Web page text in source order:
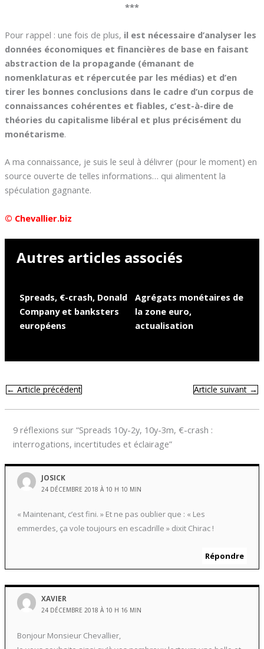
***
Pour rappel : une fois de plus, il est nécessaire d’analyser les
données économiques et financières de base en faisant
abstraction de la propagande (émanant de
nomenklaturas et répercutée par les médias) et d’en
tirer les bonnes conclusions dans le cadre d’un corpus de
connaissances cohérentes et fiables, c’est-à-dire de
théories du capitalisme libéral et plus précisément du
monétarisme.
A ma connaissance, je suis le seul à délivrer (pour le moment) en
source ouverte de telles informations… qui alimentent la
spéculation gagnante.
© Chevallier.biz
Autres articles associés
Spreads, €-crash, Donald
Company et banksters
européens
Agrégats monétaires de
la zone euro,
actualisation
←Article précédent Article suivant→
9 réflexions sur “Spreads 10y-2y, 10y-3m, €-crash :
interrogations, incertitudes et éclairage”
JOSICK
24 DÉCEMBRE 2018 À 10 H 10 MIN
« Maintenant, c’est fini. » Et ne pas oublier que : « Les
emmerdes, ça vole toujours en escadrille » dixit Chirac !
Répondre
XAVIER
24 DÉCEMBRE 2018 À 10 H 16 MIN
Bonjour Monsieur Chevallier,